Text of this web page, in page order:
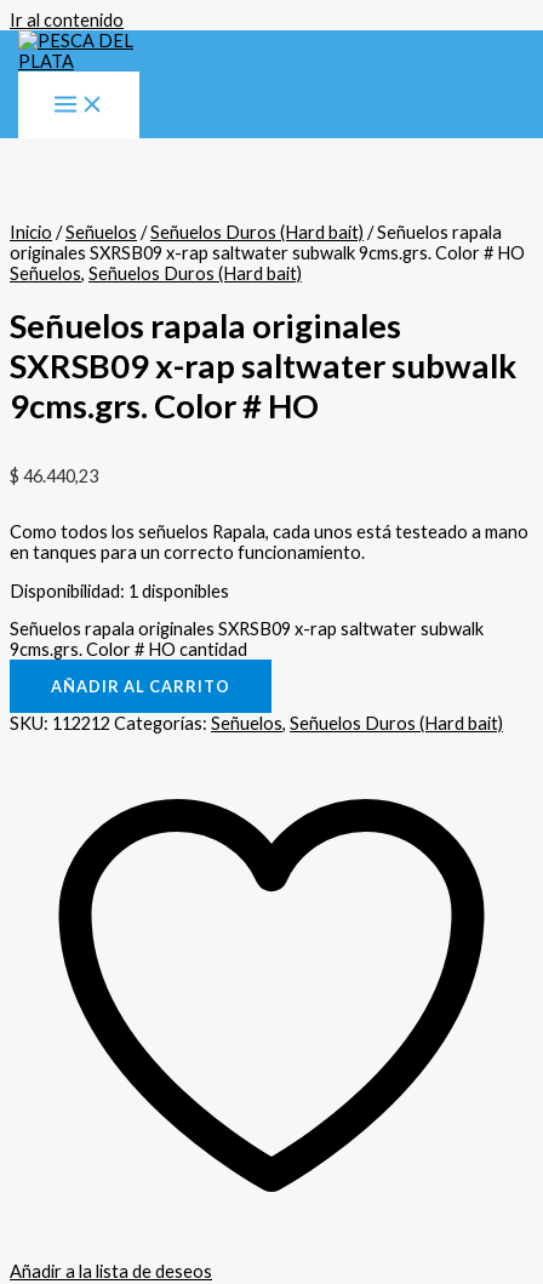
Ir al contenido
Inicio /Señuelos /Señuelos Duros (Hard bait) / Señuelos rapala
originales SXRSB09 x-rap saltwater subwalk 9cms.grs. Color # HO
Señuelos, Señuelos Duros (Hard bait)
Señuelos rapala originales
SXRSB09 x-rap saltwater subwalk
9cms.grs. Color # HO
$ 46.440,23
Como todos los señuelos Rapala, cada unos está testeado a mano
en tanques para un correcto funcionamiento.
Disponibilidad: 1 disponibles
Señuelos rapala originales SXRSB09 x-rap saltwater subwalk
9cms.grs. Color # HO cantidad
AÑADIR AL CARRITO
SKU: 112212 Categorías: Señuelos, Señuelos Duros (Hard bait)
Añadir a la lista de deseos